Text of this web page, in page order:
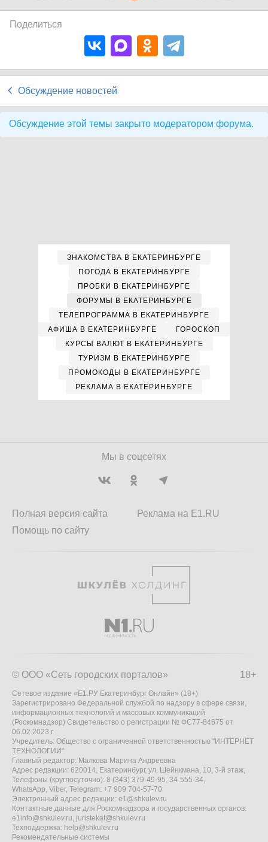
Поделиться
Обсуждение новостей
Обсуждение этой темы закрыто модератором форума.
ЗНАКОМСТВА В ЕКАТЕРИНБУРГЕ
ПОГОДА В ЕКАТЕРИНБУРГЕ
ПРОБКИ В ЕКАТЕРИНБУРГЕ
ФОРУМЫ В ЕКАТЕРИНБУРГЕ
ТЕЛЕПРОГРАММА В ЕКАТЕРИНБУРГЕ
АФИША В ЕКАТЕРИНБУРГЕ
ГОРОСКОП
КУРСЫ ВАЛЮТ В ЕКАТЕРИНБУРГЕ
ТУРИЗМ В ЕКАТЕРИНБУРГЕ
ПРОМОКОДЫ В ЕКАТЕРИНБУРГЕ
РЕКЛАМА В ЕКАТЕРИНБУРГЕ
Мы в соцсетях
Полная версия сайта
Помощь по сайту
Реклама на E1.RU
18+
© ООО «Сеть городских порталов»
Сетевое издание «Е1.РУ Екатеринбург Онлайн» (18+)
Зарегистрировано Федеральной службой по надзору в сфере связи,
информационных технологий и массовых коммуникаций
(Роскомнадзор) Свидетельство о регистрации № ФС77-84675 от
06.02.2023 г.
Учредитель: Общество с ограниченной ответственностью "ИНТЕРНЕТ
ТЕХНОЛОГИИ"
Главный редактор: Малкова Марина Андреевна
Адрес редакции: 620014, Екатеринбург, ул. Шейнкмана, 10, 3-й этаж,
Телефоны (круглосуточно): 8 (343) 379-49-95, 34-555-34,
WhatsApp, Viber, Telegram: +7 909 704-57-70
Электронный адрес редакции: e1@shkulev.ru
Контактные данные для Роскомнадзора и государственных органов:
e1info@shkulev.ru juristekat@shkulev.ru
Техподдержка: help@shkulev.ru
Рекомендательные системы